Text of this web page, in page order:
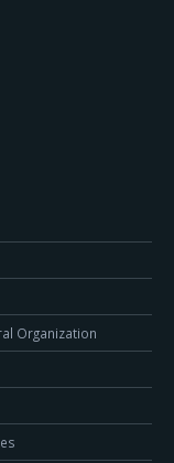
Organization